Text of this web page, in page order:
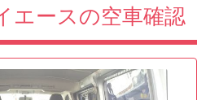
エースの空車確認